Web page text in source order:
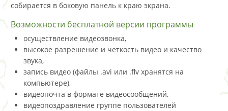
собирается в боковую панель к краю экрана.
Возможности бесплатной версии программы
осуществление видеозвонка,
высокое разрешение и четкость видео и качество
звука,
запись видео (файлы .avi или .flv хранятся на
компьютере),
видеопочта в формате видеосообщений,
видеопоздравление группе пользователей